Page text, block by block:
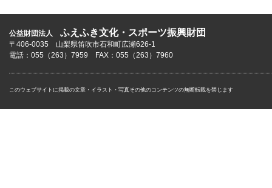
公益財団法人 ふえふき文化・スポーツ振興財団
〒406-0035 山梨県笛吹市石和町広瀬626-1
電話：055（263）7959 FAX：055（263）7960
このウェブサイトに掲載の文章・イラスト・写真その他のコンテンツの無断転載を禁じます